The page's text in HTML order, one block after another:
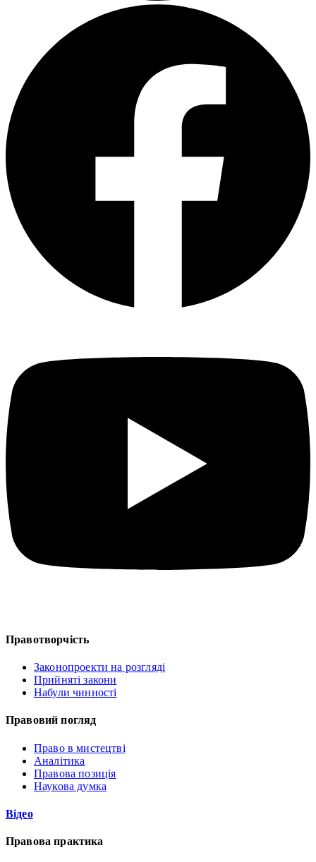
Правотворчість
Законопроекти на розгляді
Прийняті закони
Набули чинності
Правовий погляд
Право в мистецтві
Аналітика
Правова позиція
Наукова думка
Відео
Правова практика